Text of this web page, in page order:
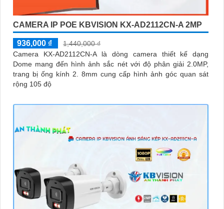
CAMERA IP POE KBVISION KX-AD2112CN-A 2MP
936,000 ₫
1,440,000 ₫
Camera KX-AD2112CN-A là dòng camera thiết kế dạng
Dome mang đến hình ảnh sắc nét với độ phân giải 2.0MP,
trang bị ống kính 2. 8mm cung cấp hình ảnh góc quan sát
rộng 105 độ